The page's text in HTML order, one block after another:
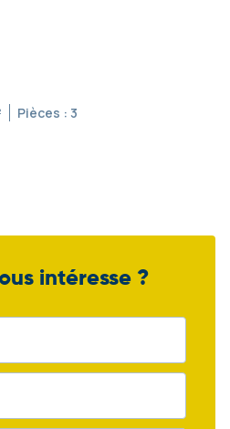
Pièces : 3
intéresse ?